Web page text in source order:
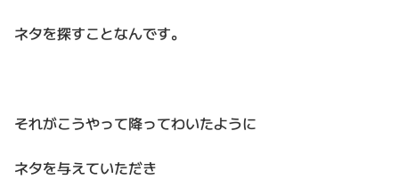
ネタを探すことなんです。
それがこうやって降ってわいたように
ネタを与えていただき